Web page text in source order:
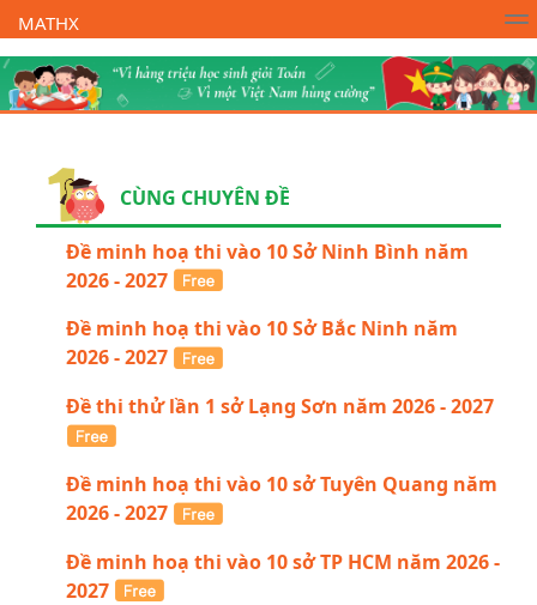
MATHX
Trường Toán Online MATHX Học toán - Lớp 1
CÙNG CHUYÊN ĐỀ
Đề minh hoạ thi vào 10 Sở Ninh Bình năm
2026 - 2027
Đề minh hoạ thi vào 10 Sở Bắc Ninh năm
2026 - 2027
Đề thi thử lần 1 sở Lạng Sơn năm 2026 - 2027
Đề minh hoạ thi vào 10 sở Tuyên Quang năm
2026 - 2027
Đề minh hoạ thi vào 10 sở TP HCM năm 2026 -
2027